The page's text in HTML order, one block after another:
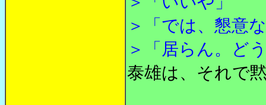
＞「では、懇意
＞「居らん。ど
泰雄は、それで